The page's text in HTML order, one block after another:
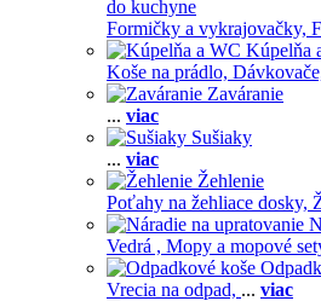
do kuchyne
Formičky a vykrajovačky,
Kúpelňa
Koše na prádlo,
Zaváranie
... viac
Sušiaky
... viac
Žehlenie
Poťahy na žehliace dosky,
Vedrá , Mopy a mopové
Vrecia na odpad, ... viac